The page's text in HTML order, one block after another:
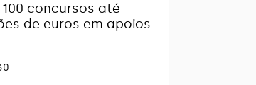
concursos até
de euros em apoios